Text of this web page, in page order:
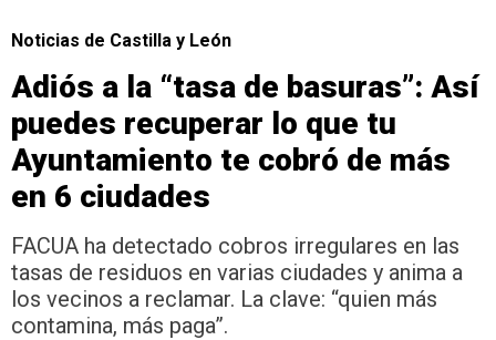
Noticias de Castilla y León
Adiós a la “tasa de basuras”: Así
puedes recuperar lo que tu
Ayuntamiento te cobró de más
en 6 ciudades
FACUA ha detectado cobros irregulares en las
tasas de residuos en varias ciudades y anima a
los vecinos a reclamar. La clave: “quien más
contamina, más paga”.